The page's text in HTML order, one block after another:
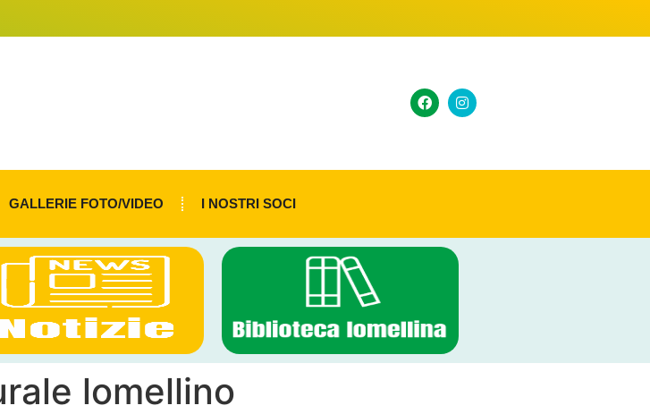
GALLERIE FOTO/VIDEO I NOSTRI SOCI
lomellino